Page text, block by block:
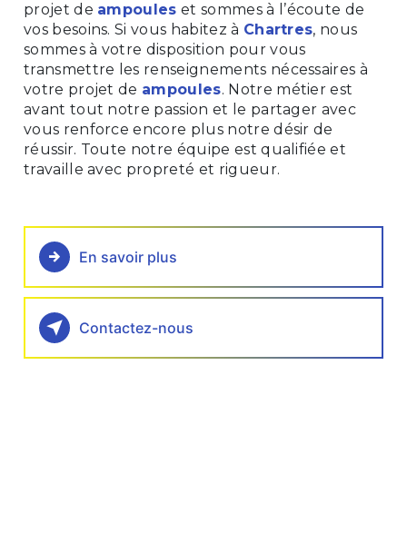
projet de ampoules et sommes à l’écoute de
vos besoins. Si vous habitez à Chartres, nous
sommes à votre disposition pour vous
transmettre les renseignements nécessaires à
votre projet de ampoules. Notre métier est
avant tout notre passion et le partager avec
vous renforce encore plus notre désir de
réussir. Toute notre équipe est qualifiée et
travaille avec propreté et rigueur.
En savoir plus
Contactez-nous